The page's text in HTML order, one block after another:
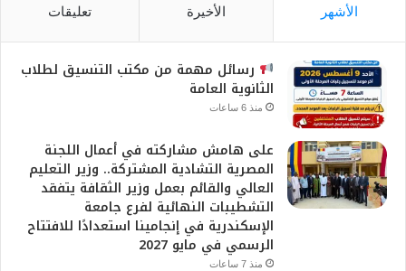
الأشهر الأخيرة تعليقات
رسائل مهمة من مكتب التنسيق لطلاب
الثانوية العامة
منذ 6 ساعات
على هامش مشاركته في أعمال اللجنة
المصرية التشادية المشتركة.. وزير التعليم
العالي والقائم بعمل وزير الثقافة يتفقد
التشطيبات النهائية لفرع جامعة
الإسكندرية في إنجامينا استعدادًا للافتتاح
الرسمي في مايو 2027
منذ 7 ساعات